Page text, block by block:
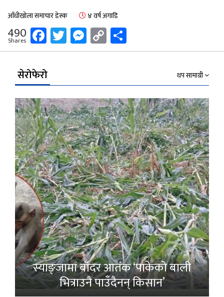
आँधीखोला समाचार डेस्क ४ वर्ष अगाडि
490
Shares Facebook
Twitter
Messenger
Copy
Link
सेरोफेरो थप सामाग्री
स्याङ्जामा बाँदर आतंक ‘पाकेको बाली
भित्राउनै पाउँदैनन् किसान’